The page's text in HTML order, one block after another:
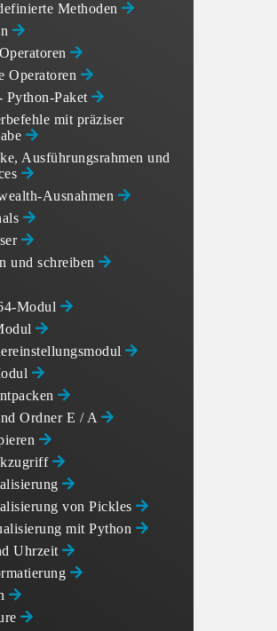
Methoden
Operatoren
Python-Paket
mit präziser
Ausführungsrahmen und
Ausnahmen
und schreiben
Modul
Ordner E / A
von Pickles
mit Python
Uhrzeit